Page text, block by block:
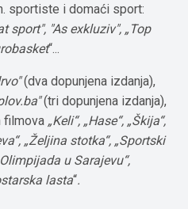
sportiste i domaći sport:
sport", "As exkluziv", „Top
“...
(dva dopunjena izdanja),
(tri dopunjena izdanja),
filmova „Keli“, „Hase“, „Škija“,
„Željina stotka“, „Sportski
u Sarajevu“,
lasta“.